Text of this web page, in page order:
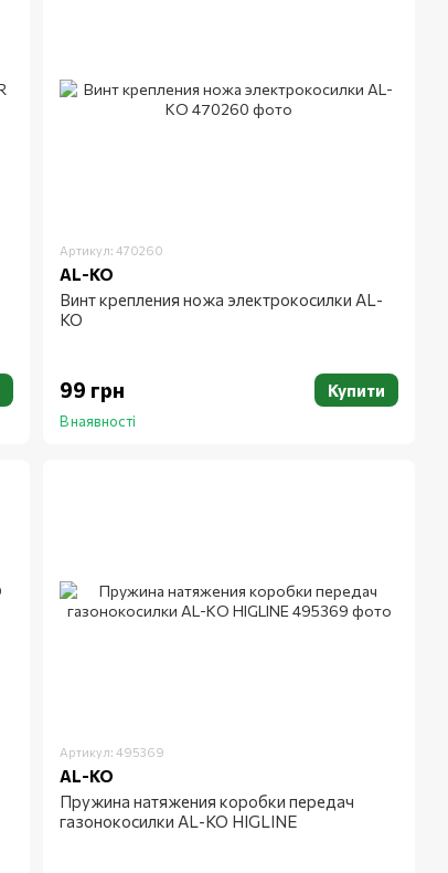
Артикул: 470260
AL-KO
Винт крепления ножа электрокосилки AL-
KO
99 грн Купити
В наявності
Артикул: 495369
AL-KO
Пружина натяжения коробки передач
газонокосилки AL-KO HIGLINE